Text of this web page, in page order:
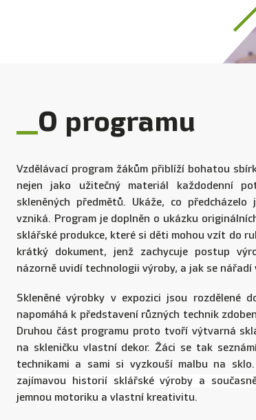
O programu
Vzdělávací program žákům přiblíží bohatou
nejen jako užitečný materiál každodenní
skleněných předmětů. Ukáže, co
vzniká. Program je doplněn o ukázku
sklářské produkce, které si děti mohou vzít do
krátký dokument, jenž zachycuje postup
názorně uvidí technologii výroby, a jak se nářadí
Skleněné výrobky v expozici jsou rozdělené
napomáhá k představení různých technik
Druhou část programu proto tvoří výtvarná
na skleničku vlastní dekor. Žáci se tak
technikami a sami si vyzkouší malbu na
zajímavou historií sklářské výroby a
jemnou motoriku a vlastní kreativitu.